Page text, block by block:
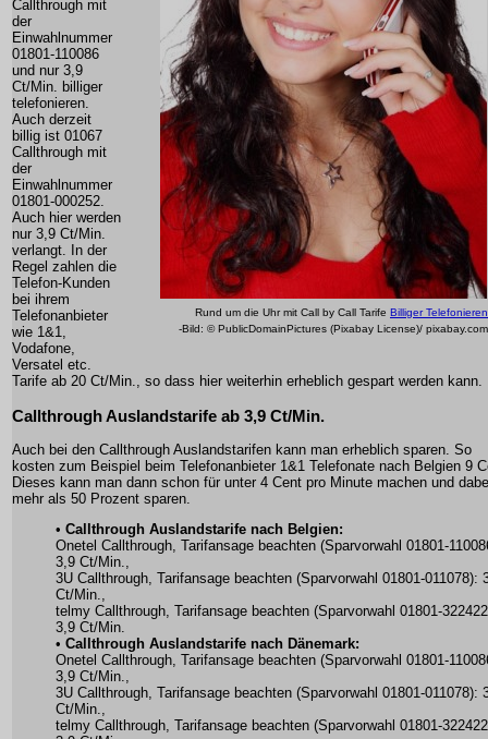
Rund um die Uhr mit Call by Call Tarife Billiger Telefonieren
-Bild: © PublicDomainPictures (Pixabay License)/ pixabay.com
Callthrough mit
der
Einwahlnummer
01801-110086
und nur 3,9
Ct/Min. billiger
telefonieren.
Auch derzeit
billig ist 01067
Callthrough mit
der
Einwahlnummer
01801-000252.
Auch hier werden
nur 3,9 Ct/Min.
verlangt. In der
Regel zahlen die
Telefon-Kunden
bei ihrem
Telefonanbieter
wie 1&1,
Vodafone,
Versatel etc.
Tarife ab 20 Ct/Min., so dass hier weiterhin erheblich gespart werden kann.
Callthrough Auslandstarife ab 3,9 Ct/Min.
Auch bei den Callthrough Auslandstarifen kann man erheblich sparen. So
kosten zum Beispiel beim Telefonanbieter 1&1 Telefonate nach Belgien 9
Dieses kann man dann schon für unter 4 Cent pro Minute machen und
mehr als 50 Prozent sparen.
• Callthrough Auslandstarife nach Belgien:
Onetel Callthrough, Tarifansage beachten (Sparvorwahl 01801-
3,9 Ct/Min.,
3U Callthrough, Tarifansage beachten (Sparvorwahl 01801-011078):
Ct/Min.,
telmy Callthrough, Tarifansage beachten (Sparvorwahl 01801-
3,9 Ct/Min.
• Callthrough Auslandstarife nach Dänemark:
Onetel Callthrough, Tarifansage beachten (Sparvorwahl 01801-
3,9 Ct/Min.,
3U Callthrough, Tarifansage beachten (Sparvorwahl 01801-011078):
Ct/Min.,
telmy Callthrough, Tarifansage beachten (Sparvorwahl 01801-